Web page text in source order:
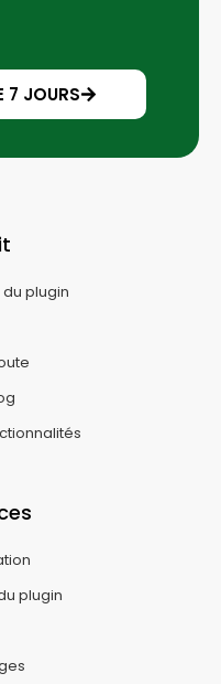
7 JOURS
plugin
plugin